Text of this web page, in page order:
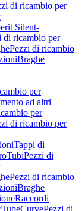
di ricambio per
Silent-
di ricambio per
Pezzi di ricambio
Braghe
per
ad altri
per
di ricambio per
Tappi di
TubiPezzi di
Pezzi di ricambio
Braghe
Raccordi
CurvePezzi di